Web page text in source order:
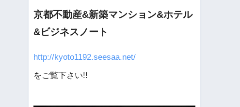
京都不動産&新築マンション&ホテル
&ビジネスノート
http://kyoto1192.seesaa.net/
をご覧下さい!!